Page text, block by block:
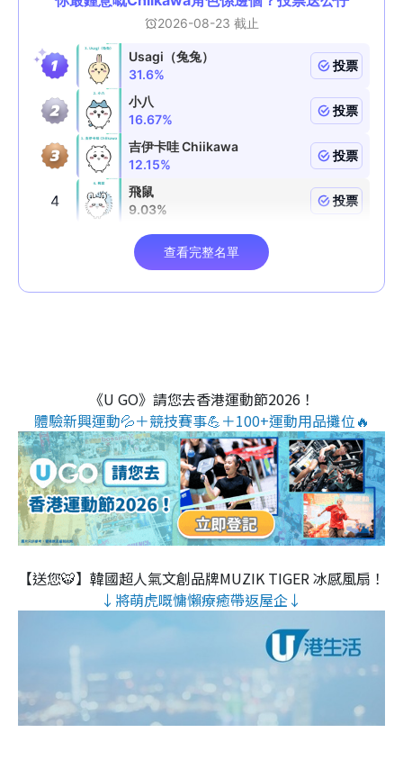
《U GO》請您去香港運動節2026！
體驗新興運動💦＋競技賽事💪＋100+運動用品攤位🔥
【送您🐯】韓國超人氣文創品牌MUZIK TIGER 冰感風扇！
↓將萌虎嘅慵懶療癒帶返屋企↓